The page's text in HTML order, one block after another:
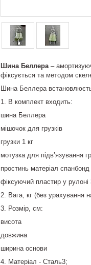
Шина Беллера –
фіксується та методом
Шина Беллера
1. В комплект входить:
шина
мішочок для
грузки
мотузка для
простинь матеріал
фіксуючий пластир у
2. Вага, кг (без
3. Розмір, см:
ширина
4. Матеріал - Сталь3;